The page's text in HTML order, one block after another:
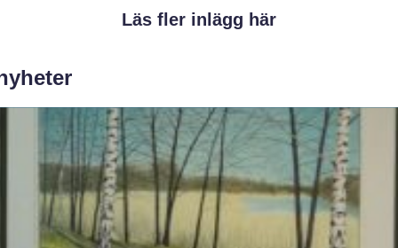
Läs fler inlägg här